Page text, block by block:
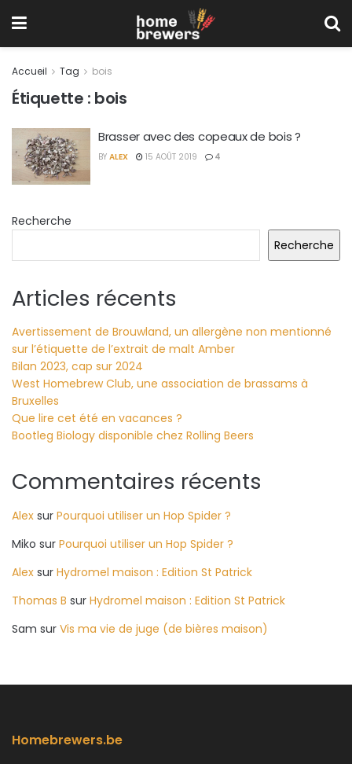
Accueil Tag bois
Étiquette : bois
Brasser avec des copeaux de bois ?
BY ALEX 15 AOÛT 2019 4
Recherche
Recherche
Articles récents
Avertissement de Brouwland, un allergène non mentionné
sur l’étiquette de l’extrait de malt Amber
Bilan 2023, cap sur 2024
West Homebrew Club, une association de brassams à
Bruxelles
Que lire cet été en vacances ?
Bootleg Biology disponible chez Rolling Beers
Commentaires récents
Alex sur Pourquoi utiliser un Hop Spider ?
Miko sur Pourquoi utiliser un Hop Spider ?
Alex sur Hydromel maison : Edition St Patrick
Thomas B sur Hydromel maison : Edition St Patrick
Sam sur Vis ma vie de juge (de bières maison)
Homebrewers.be